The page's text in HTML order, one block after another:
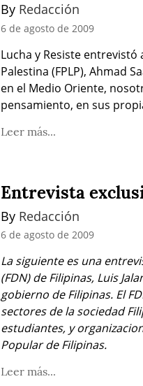
By Redacción
6 de agosto de 2009
Lucha y Resiste
Palestina (FPLP), Ahmad
en el Medio Oriente,
pensamiento, en sus
Leer más...
Entrevista
By Redacción
6 de agosto de 2009
La siguiente es una
(FDN) de Filipinas, Luis
gobierno de Filipinas. El
sectores de la sociedad
estudiantes, y
Popular de Filipinas.
Leer más...